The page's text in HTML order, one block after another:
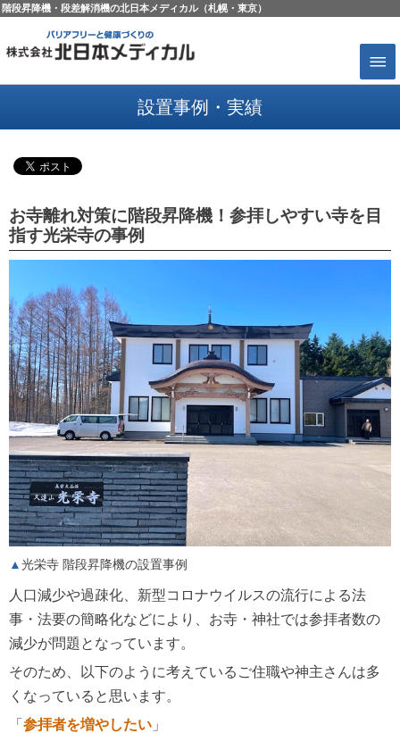
階段昇降機・段差解消機の北日本メディカル（札幌・東京）
設置事例・実績
お寺離れ対策に階段昇降機！参拝しやすい寺を目
指す光栄寺の事例
光栄寺 階段昇降機の設置事例
人口減少や過疎化、新型コロナウイルスの流行による法
事・法要の簡略化などにより、お寺・神社では参拝者数の
減少が問題となっています。
そのため、以下のように考えているご住職や神主さんは多
くなっていると思います。
「 参拝者を増やしたい 」